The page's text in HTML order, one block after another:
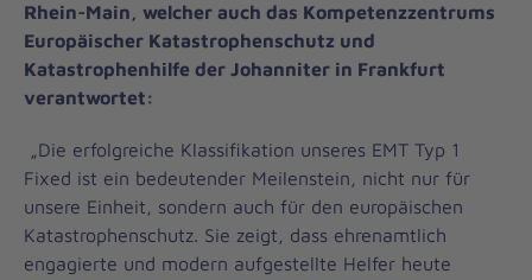
Rhein-Main, welcher auch das Kompetenzzentrums
Europäischer Katastrophenschutz und
Katastrophenhilfe der Johanniter in Frankfurt
verantwortet:
„Die erfolgreiche Klassifikation unseres EMT Typ 1
Fixed ist ein bedeutender Meilenstein, nicht nur für
unsere Einheit, sondern auch für den europäischen
Katastrophenschutz. Sie zeigt, dass ehrenamtlich
engagierte und modern aufgestellte Helfer heute